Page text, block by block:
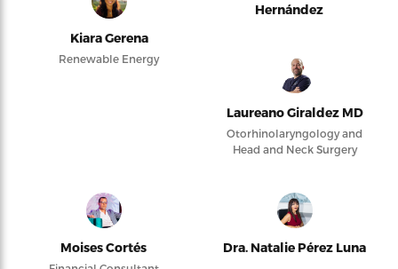
Kiara Gerena
Renewable Energy
Hernández
Laureano Giraldez MD
Otorhinolaryngology and
Head and Neck Surgery
Moises Cortés Dra. Natalie Pérez Luna